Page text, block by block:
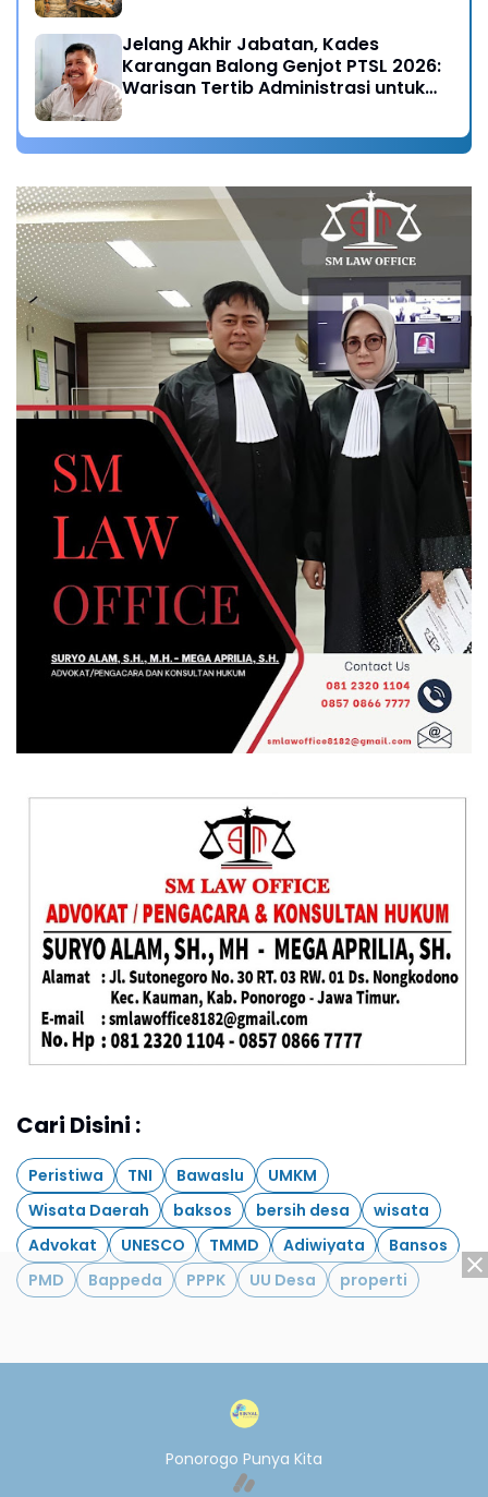
Jelang Akhir Jabatan, Kades
Karangan Balong Genjot PTSL 2026:
Warisan Tertib Administrasi untuk
Cari Disini :
Peristiwa TNI Bawaslu
UMKM
Wisata Daerah
baksos bersih desa
wisata
Advokat
UNESCO TMMD Adiwiyata
Bansos
PMD
Bappeda PPPK UU Desa properti
Ponorogo Punya Kita